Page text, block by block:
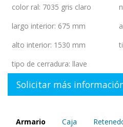
color ral: 7035 gris claro
largo interior: 675 mm
alto interior: 1530 mm
tipo de cerradura: llave
Solicitar más
Armario Caja